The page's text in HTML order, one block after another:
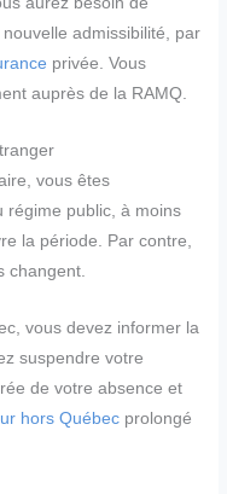
admissibilité, par
privée. Vous
auprès de la RAMQ.
vous êtes
régime public, à moins
la période. Par contre,
changent.
vous devez informer la
suspendre votre
de votre absence et
hors Québec prolongé